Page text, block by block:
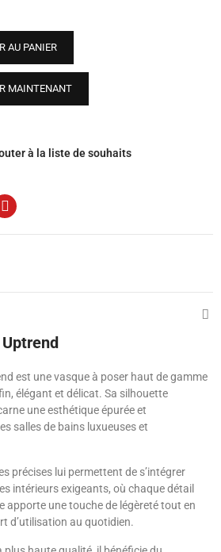
AU PANIER
MAINTENANT
à la liste de souhaits
est une vasque à poser haut de gamme
élégant et délicat. Sa silhouette
une esthétique épurée et
salles de bains luxueuses et
précises lui permettent de s’intégrer
intérieurs exigeants, où chaque détail
apporte une touche de légèreté tout en
d’utilisation au quotidien.